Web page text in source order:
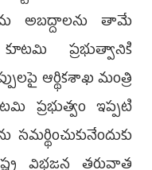
అబద్దాలను తామే
ప్రభుత్వానికి
ఆర్థికశాఖ మంత్రి
ప్రభుత్వం ఇప్పటి